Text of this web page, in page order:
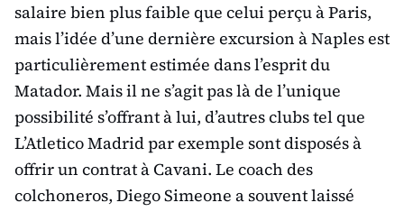
salaire bien plus faible que celui perçu à Paris,
mais l’idée d’une dernière excursion à Naples est
particulièrement estimée dans l’esprit du
Matador. Mais il ne s’agit pas là de l’unique
possibilité s’offrant à lui, d’autres clubs tel que
L’Atletico Madrid par exemple sont disposés à
offrir un contrat à Cavani. Le coach des
colchoneros, Diego Simeone a souvent laissé